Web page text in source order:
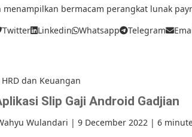
menampilkan bermacam perangkat lunak
Twitter Linkedin Whatsapp Telegram
dan Keuangan
Slip Gaji Android Gadjian
Wulandari | 9 December 2022 | 6